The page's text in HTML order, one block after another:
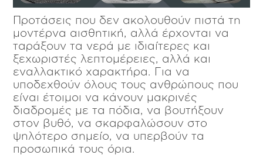
Προτάσεις που δεν ακολουθούν πιστά τη
μοντέρνα αισθητική, αλλά έρχονται να
ταράξουν τα νερά με ιδιαίτερες και
ξεχωριστές λεπτομέρειες, αλλά και
εναλλακτικό χαρακτήρα. Για να
υποδεχθούν όλους τους ανθρώπους που
είναι έτοιμοι να κάνουν μακρινές
διαδρομές με τα πόδια, να βουτήξουν
στον βυθό, να σκαρφαλώσουν στο
ψηλότερο σημείο, να υπερβούν τα
προσωπικά τους όρια.